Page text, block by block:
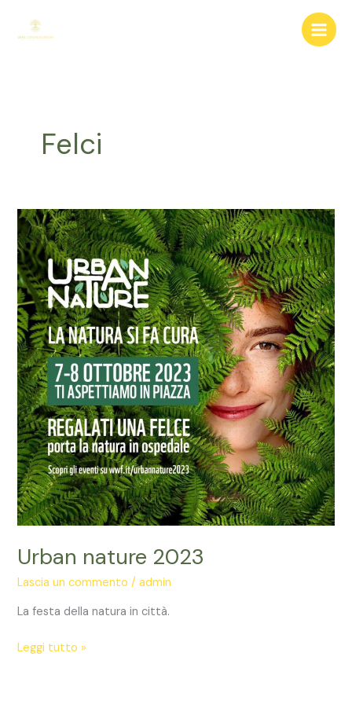
Felci
Urban nature 2023
Lascia un commento /admin
La festa della natura in città.
Urban
nature
2023
Leggi tutto »